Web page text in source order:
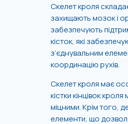
Скелет кроля
захищають мозок і
забезпечують
кісток, які
з’єднувальним
координацію рухів.
Скелет кроля має
кістки кінцівок
міцними. Крім того,
елементи, що